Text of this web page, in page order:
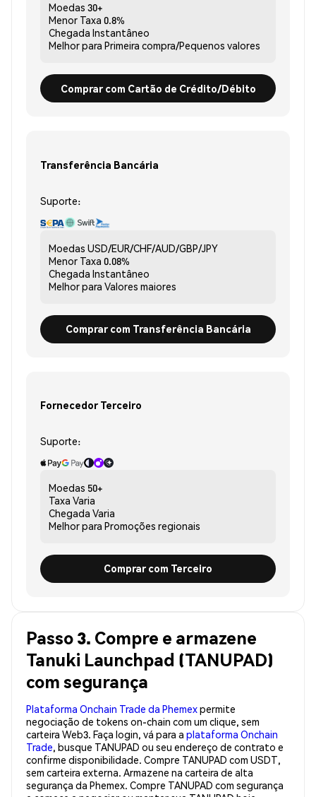
Moedas 30+
Menor Taxa 0.8%
Chegada Instantâneo
Melhor para Primeira compra/Pequenos valores
Comprar com Cartão de Crédito/Débito
Transferência Bancária
Suporte:
Moedas USD/EUR/CHF/AUD/GBP/JPY
Menor Taxa 0.08%
Chegada Instantâneo
Melhor para Valores maiores
Comprar com Transferência Bancária
Fornecedor Terceiro
Suporte:
Moedas 50+
Taxa Varia
Chegada Varia
Melhor para Promoções regionais
Comprar com Terceiro
Passo 3. Compre e armazene
Tanuki Launchpad (TANUPAD)
com segurança
Plataforma Onchain Trade da Phemexpermite
negociação de tokens on-chain com um clique, sem
carteira Web3. Faça login, vá para a plataforma Onchain
Trade, busque TANUPAD ou seu endereço de contrato e
confirme disponibilidade. Compre TANUPAD com USDT,
sem carteira externa. Armazene na carteira de alta
segurança da Phemex. Compre TANUPAD com segurança